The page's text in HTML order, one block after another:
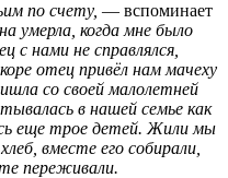
по счету, — вспоминает
умерла, когда мне было
с нами не справлялся,
отец привёл нам мачеху
со своей малолетней
в нашей семье как
еще трое детей. Жили мы
вместе его собирали,
переживали.